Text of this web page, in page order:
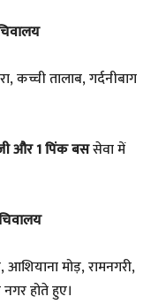
कच्ची तालाब, गर्दनीबाग
और 1 पिंक बससेवा में
मोड़, रामनगरी,
होते हुए।